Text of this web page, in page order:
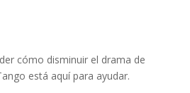
cómo disminuir el drama de
está aquí para ayudar.